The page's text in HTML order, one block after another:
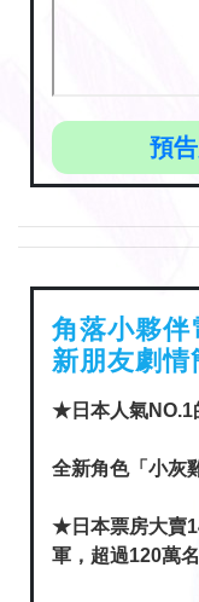
預
角落小夥伴
新朋友劇情
★日本人氣NO.1
全新角色「小灰
★日本票房大賣
軍，超過120萬